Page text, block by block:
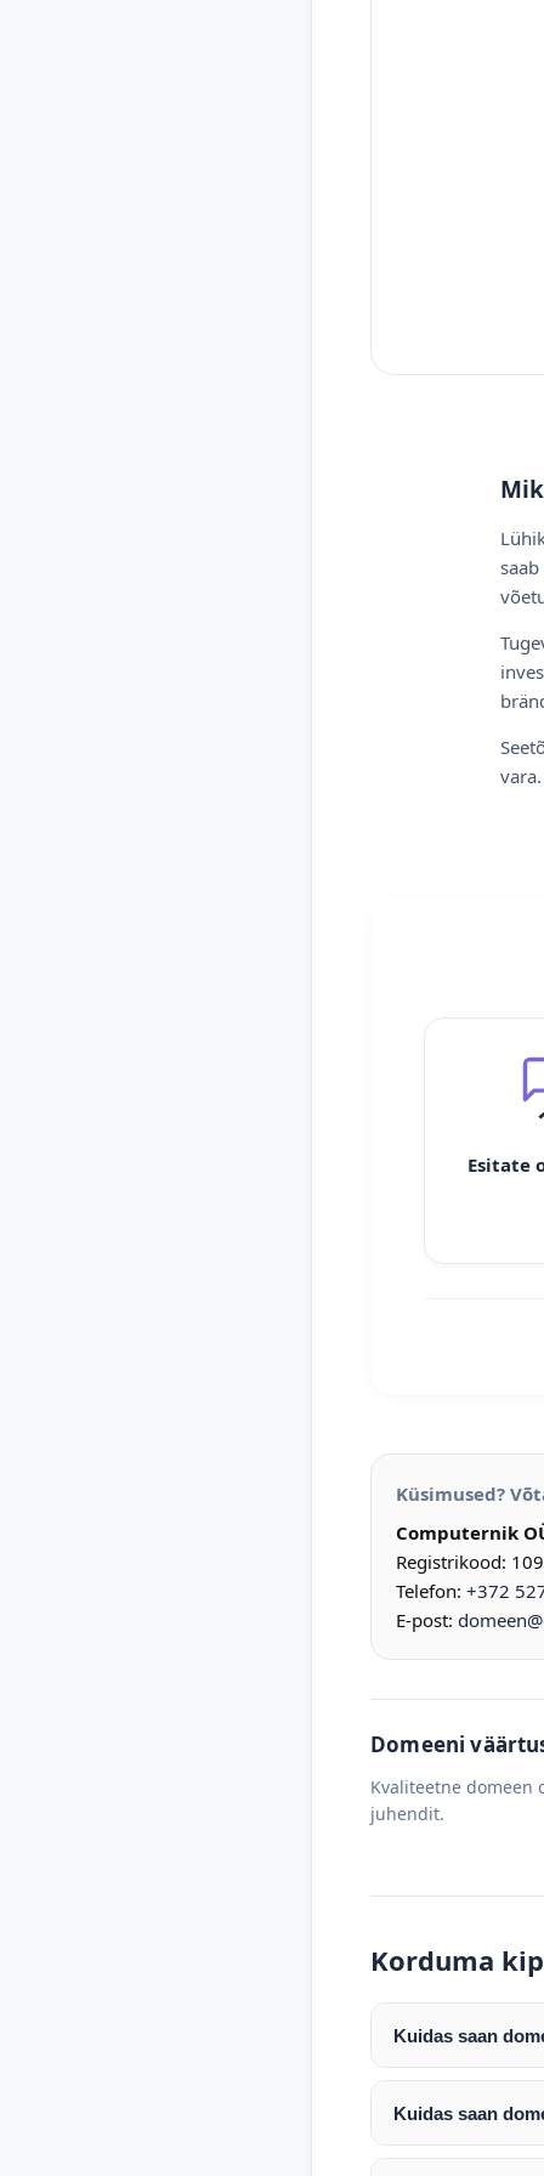
vara.
Esitate
Küsimused?
Computernik
Registrikood:
Telefon: +372
E-post:
Domeeni
Kvaliteetne domeen
juhendit.
Korduma
Kuidas saan
Pärast makse
enda valitud
Domeeni
Kuidas saan
Pärast ostu